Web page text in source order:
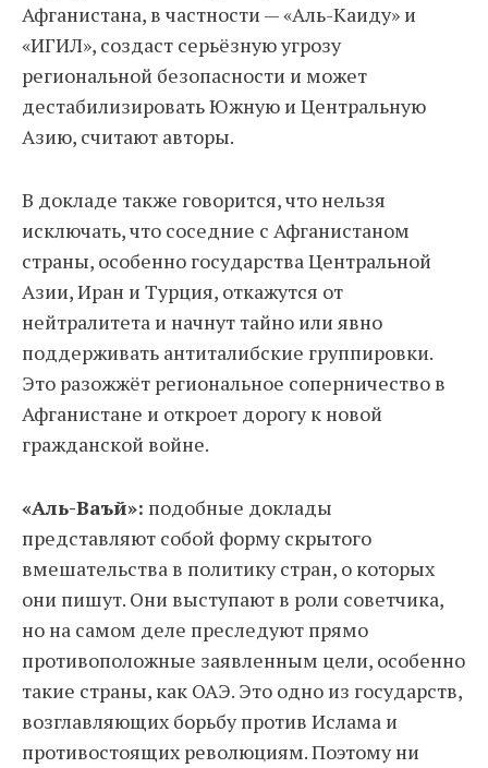
Афганистана, в частности — «Аль-Каиду» и
«ИГИЛ», создаст серьёзную угрозу
региональной безопасности и может
дестабилизировать Южную и Центральную
Азию, считают авторы.
В докладе также говорится, что нельзя
исключать, что соседние с Афганистаном
страны, особенно государства Центральной
Азии, Иран и Турция, откажутся от
нейтралитета и начнут тайно или явно
поддерживать антиталибские группировки.
Это разожжёт региональное соперничество в
Афганистане и откроет дорогу к новой
гражданской войне.
«Аль-Ваъй»: подобные доклады
представляют собой форму скрытого
вмешательства в политику стран, о которых
они пишут. Они выступают в роли советчика,
но на самом деле преследуют прямо
противоположные заявленным цели, особенно
такие страны, как ОАЭ. Это одно из государств,
возглавляющих борьбу против Ислама и
противостоящих революциям. Поэтому ни